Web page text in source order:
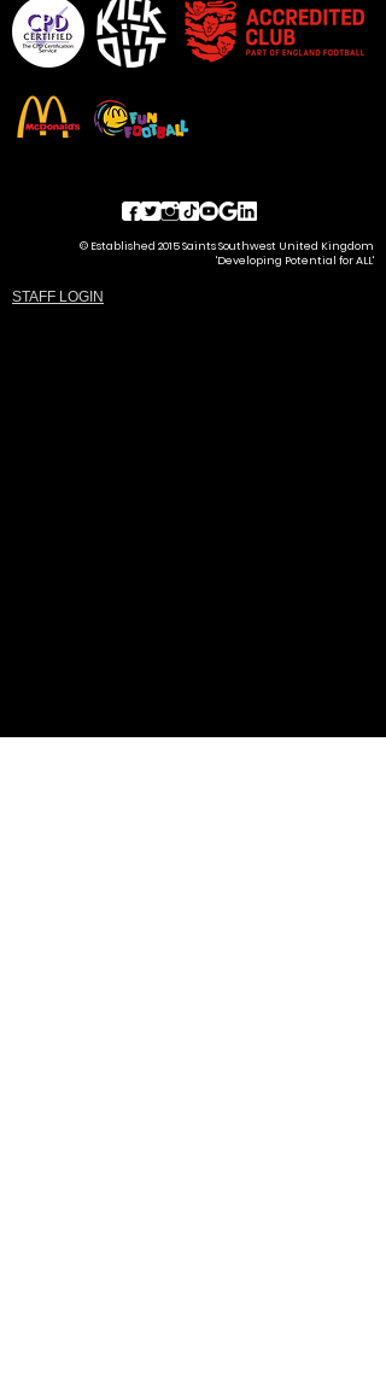
© Established 2015 Saints Southwest United Kingdom
'Developing Potential for ALL'
STAFF LOGIN